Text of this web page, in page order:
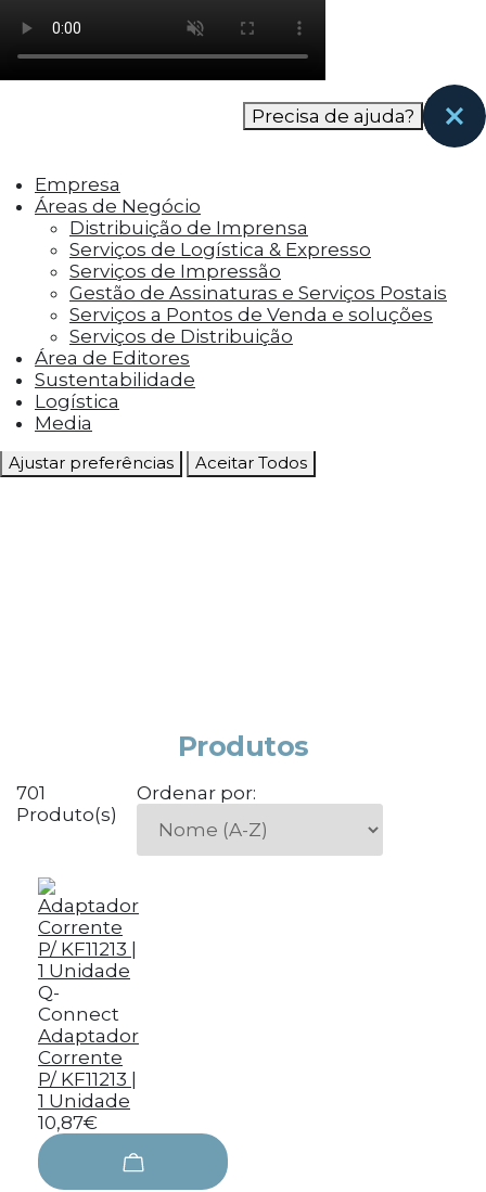
como os visitantes interagem com o site. Esses
cookies ajudam a fornecer informações sobre
as métricas do número de visitantes, taxa de
rejeição, origem do tráfego, etc.
funcionalidades, como compartilhar o
conteúdo do site em plataformas de social
media, coletar feedbacks e outros recursos de
terceiros.
Cookies Marketing
Os cookies de marketing são usados para
entregar aos visitantes anúncios
personalizados com base nas páginas que eles
visitaram antes e analisar a eficácia da
campanha publicitária.
Ajustar preferências Aceitar Todos
Precisa de ajuda?
Empresa
Áreas de Negócio
Distribuição de Imprensa
Serviços de Logística & Expresso
Serviços de Impressão
Gestão de Assinaturas e Serviços Postais
Serviços a Pontos de Venda e soluções
Serviços de Distribuição
Área de Editores
Sustentabilidade
Logística
Media
Produtos
701
Produto(s)
Ordenar por:
Q-
Connect
Adaptador
Corrente
P/ KF11213 |
1 Unidade
10,87€